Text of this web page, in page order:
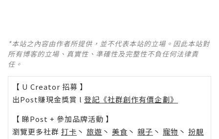
*本站之內容由作者所提供，並不代表本站的立場。因此本站對
所有博客的立場、真實性、準確性及完整性不負任何法律責
任。
【 U Creator 招募 】
出Post賺現金獎賞 l 登記《社群創作有價企劃》
【 睇Post + 參加品牌活動 】
瀏覽更多社群 打卡 丶 旅遊 丶 美食 丶 親子 丶 寵物 丶 扮靚